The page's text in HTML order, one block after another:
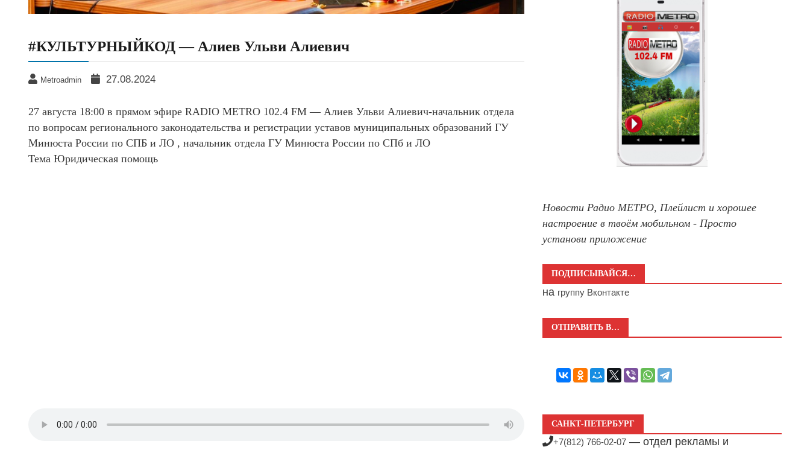
#КУЛЬТУРНЫЙКОД — Алиев Ульви Алиевич
Metroadmin 27.08.2024
27 августа 18:00 в прямом эфире RADIO METRO 102.4 FM — Алиев Ульви Алиевич-начальник отдела
по вопросам регионального законодательства и регистрации уставов муниципальных образований ГУ
Минюста России по СПБ и ЛО , начальник отдела ГУ Минюста России по СПб и ЛО
Тема Юридическая помощь
Новости Радио МЕТРО, Плейлист и хорошее
настроение в твоём мобильном - Просто
установи приложение
ПОДПИСЫВАЙСЯ…
на группу Вконтакте
ОТПРАВИТЬ В…
САНКТ-ПЕТЕРБУРГ
+7(812) 766-02-07 — отдел рекламы и